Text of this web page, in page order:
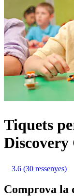
Tiquets
Discovery
3.6 (30 ressenyes)
Comprova la